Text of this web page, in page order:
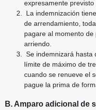
expresamente
La indemnización
de arrendamiento,
pagare al momento
arriendo.
Se indemnizará hasta
límite de máximo de
cuando se renueve el
pague la prima de
B. Amparo adicional de